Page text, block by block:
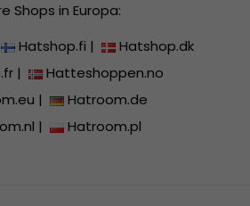
Shops in Europa:
Hatshop.fi |
Hatshop.dk
|
Hatteshoppen.no
|
Hatroom.de
| Hatroom.pl